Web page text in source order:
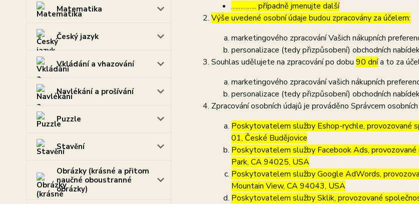
Matematika
Český jazyk
Vkládání a vhazování
Navlékání a prošívání
Puzzle
Stavění
Obrázky (krásné a přitom
naučné oboustranné
obrázky)
………….. případně jmenujte další
Výše uvedené osobní údaje budou zpracovány za účelem:
marketingového zpracování Vašich nákupních
personalizace (tedy přizpůsobení) obchodních
Souhlas udělujete na zpracování po dobu 90 dnía to za
marketingového zpracování vašich nákupních
personalizace (tedy přizpůsobení) obchodních
Zpracování osobních údajů je prováděno Správcem
Poskytovatelem služby Eshop-rychle, provozované
01, České Budějovice
Poskytovatelem služby Facebook Ads,
Park, CA 94025, USA
Poskytovatelem služby Google AdWords,
Mountain View, CA 94043, USA
Poskytovatelem služby Sklik, provozované